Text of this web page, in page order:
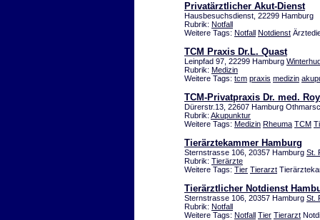
Privatärztlicher Akut-Dienst
Hausbesuchsdienst, 22299 Hamburg
Rubrik: Notfall
Weitere Tags: Notfall Notdienst
TCM Praxis Dr.L. Quast
Leinpfad 97, 22299 Hamburg
Rubrik: Medizin
Weitere Tags: tcm praxis medizin
TCM-Privatpraxis Dr. med.
Dürerstr.13, 22607 Hamburg
Rubrik: Akupunktur
Weitere Tags: Medizin Rheuma TCM
Tierärztekammer Hamburg
Sternstrasse 106, 20357 Hamburg St.
Rubrik: Tierärzte
Weitere Tags: Tier Tierarzt
Tierärztlicher Notdienst
Sternstrasse 106, 20357 Hamburg St.
Rubrik: Notfall
Weitere Tags: Notfall Tier Tierarzt